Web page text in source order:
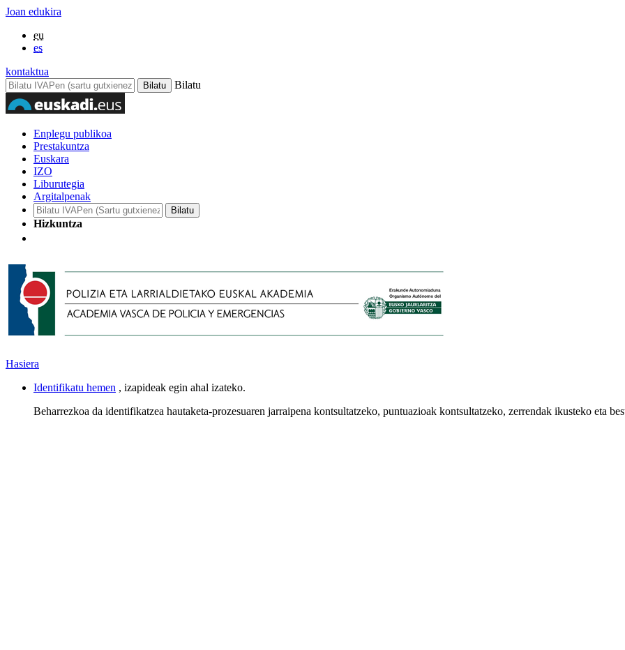
Joan edukira
eu
es
kontaktua
Bilatu
Enplegu publikoa
Prestakuntza
Euskara
IZO
Liburutegia
Argitalpenak
Hizkuntza
Hasiera
Identifikatu hemen , izapideak egin ahal izateko.
Beharrezkoa da identifikatzea hautaketa-prozesuaren jarraipena kontsultatzeko, puntuazioak kontsultatzeko, zerrendak ikusteko eta